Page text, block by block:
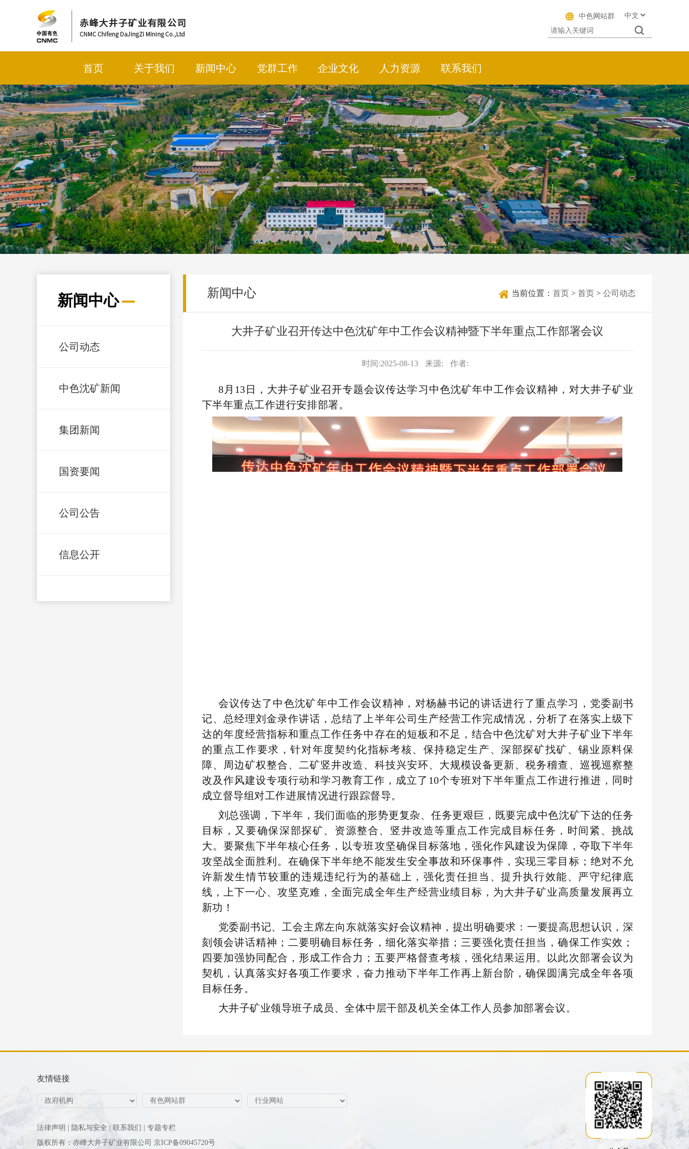
中色网站群
首页 关于我们 新闻中心 党群工作 企业文化 人力资源 联系我们
新闻中心
公司动态
中色沈矿新闻
集团新闻
国资要闻
公司公告
信息公开
新闻中心 当前位置： 首页 > 首页 > 公司动态
大井子矿业召开传达中色沈矿年中工作会议精神暨下半年重点工作部署会议
时间:2025-08-13 来源: 作者:
8月13日，大井子矿业召开专题会议传达学习中色沈矿年中工作会议精神，对大井子矿业
下半年重点工作进行安排部署。
会议传达了中色沈矿年中工作会议精神，对杨赫书记的讲话进行了重点学习，党委副书
记、总经理刘金录作讲话，总结了上半年公司生产经营工作完成情况，分析了在落实上级下
达的年度经营指标和重点工作任务中存在的短板和不足，结合中色沈矿对大井子矿业下半年
的重点工作要求，针对年度契约化指标考核、保持稳定生产、深部探矿找矿、锡业原料保
障、周边矿权整合、二矿竖井改造、科技兴安环、大规模设备更新、税务稽查、巡视巡察整
改及作风建设专项行动和学习教育工作 ，成立了 10个专班对下半年重点工作进行推进，同时
成立督导组对工作进展情况进行跟踪督导。
刘总强调，下半年，我们面临的形势更复杂、任务更艰巨 ， 既要完成中色沈矿下达的任务
目标，又要确保深部探矿、资源整合、竖井改造等重点工作完成目标任务 ，时间紧、挑战
大。 要聚焦下半年核心任务，以专班攻坚确保目标落地 ，强化作风建设为保障 ， 夺取下半年
攻坚战全面胜利。在确保下半年绝不能发生安全事故和环保事件，实现三零目标；绝对不允
许新发生情节较重的违规违纪行为的基础上， 强化责任担当 、提升执行效能、 严守纪律底
线 ， 上下一心、攻坚克难，全面完成全年生产经营业绩 目标，为大井子矿业高质量发展再立
新功！
党委副书记、工会主席左向东就落实好会议精神，提出明确要求：一要提高思想认识，深
刻领会讲话精神；二要明确目标任务，细化落实举措；三要强化责任担当，确保工作实效；
四要加强协同配合，形成工作合力；五要严格督查考核，强化结果运用。以此次部署会议为
契机，认真落实好各项工作要求，奋力推动下半年工作再上新台阶，确保圆满完成全年各项
目标任务。
大井子矿业领导班子成员、全体中层干部及机关全体工作人员参加部署会议。
友情链接
法律声明 | 隐私与安全 | 联系我们 | 专题专栏
版权所有：赤峰大井子矿业有限公司 京ICP备09045720号